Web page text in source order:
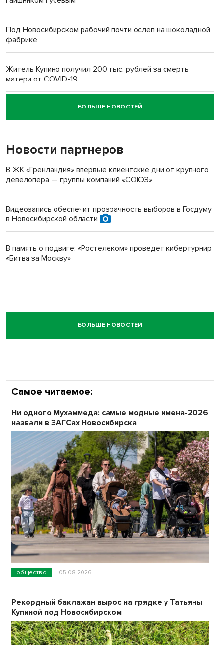
Под Новосибирском рабочий почти ослеп на шоколадной
фабрике
Житель Купино получил 200 тыс. рублей за смерть
матери от COVID-19
Новосибирский суд наказал водителя за смерть
пенсионерки на вокзале
БОЛЬШЕ НОВОСТЕЙ
Новости партнеров
В ЖК «Гренландия» впервые клиентские дни от крупного
девелопера — группы компаний «СОЮЗ»
Видеозапись обеспечит прозрачность выборов в Госдуму
в Новосибирской области
В память о подвиге: «Ростелеком» проведет кибертурнир
«Битва за Москву»
БОЛЬШЕ НОВОСТЕЙ
Самое читаемое:
общество 05.08.2026
Ни одного Мухаммеда: самые модные имена-2026
назвали в ЗАГСах Новосибирска
Рекордный баклажан вырос на грядке у Татьяны
Купиной под Новосибирском